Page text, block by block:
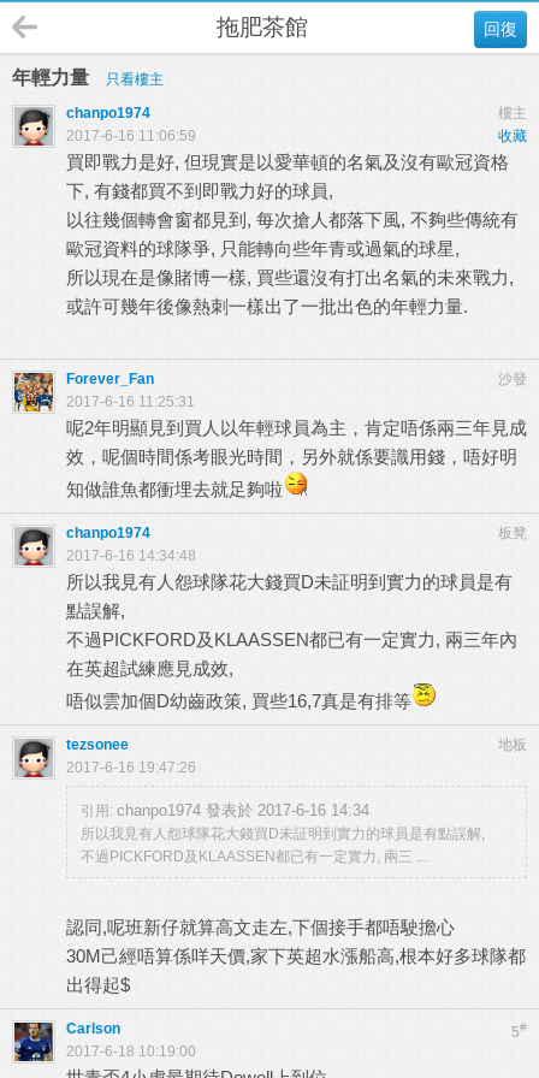
回復
拖肥茶館
年輕力量
只看樓主
樓主
chanpo1974
收藏
2017-6-16 11:06:59
買即戰力是好, 但現實是以愛華頓的名氣及沒有歐冠資格
下, 有錢都買不到即戰力好的球員,
以往幾個轉會窗都見到, 每次搶人都落下風, 不夠些傳統有
歐冠資料的球隊爭, 只能轉向些年青或過氣的球星,
所以現在是像賭博一樣, 買些還沒有打出名氣的未來戰力,
或許可幾年後像熱刺一樣出了一批出色的年輕力量.
沙發
Forever_Fan
2017-6-16 11:25:31
呢2年明顯見到買人以年輕球員為主，肯定唔係兩三年見成
效，呢個時間係考眼光時間，另外就係要識用錢，唔好明
知做誰魚都衝埋去就足夠啦
板凳
chanpo1974
2017-6-16 14:34:48
所以我見有人怨球隊花大錢買D未証明到實力的球員是有
點誤解,
不過PICKFORD及KLAASSEN都已有一定實力, 兩三年內
在英超試練應見成效,
唔似雲加個D幼齒政策, 買些16,7真是有排等
地板
tezsonee
2017-6-16 19:47:26
引用: chanpo1974 發表於 2017-6-16 14:34
所以我見有人怨球隊花大錢買D未証明到實力的球員是有點誤解,
不過PICKFORD及KLAASSEN都已有一定實力, 兩三 ...
認同,呢班新仔就算高文走左,下個接手都唔駛擔心
30M己經唔算係咩天價,家下英超水漲船高,根本好多球隊都
出得起$
5#
Carlson
2017-6-18 10:19:00